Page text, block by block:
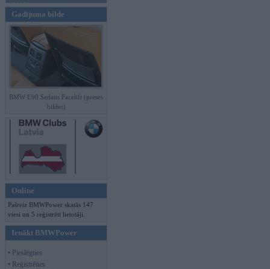
Gadījuma bilde
BMW E90 Sedans Facelift (preses
bildes)
Online
Pašreiz BMWPower skatās 147
viesi un 5 reģistrēti lietotāji.
Ienākt BMWPower
• Pieslēgties
• Reģistrēties